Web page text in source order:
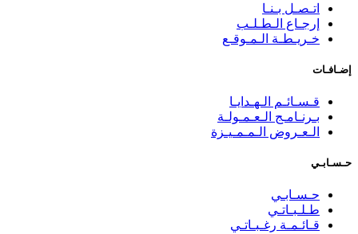
اتـصـل بـنـا
إرجـاع الـطـلـب
خـريـطـة الـمـوقـع
إضـافـات
قـسـائـم الـهـدايـا
بـرنـامـج الـعـمـولـة
الـعـروض الـمـمـيـزة
حـسـابـي
حـسـابـي
طـلـبـاتـي
قـائـمـة رغـبـاتـي